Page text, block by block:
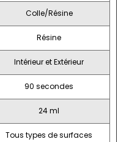
Colle/Résine
Résine
Intérieur et Extérieur
90 secondes
24 ml
Tous types de surfaces